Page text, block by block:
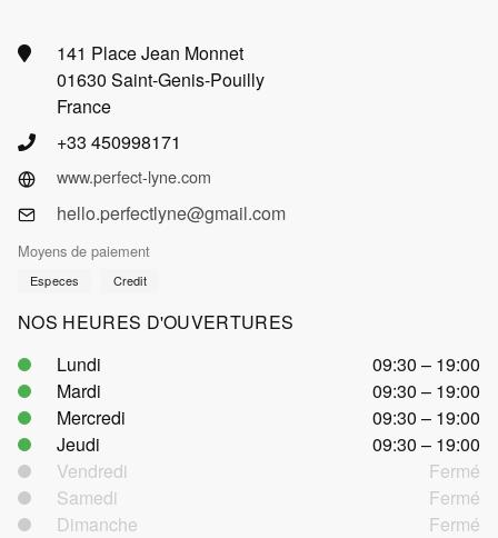
141 Place Jean Monnet
01630 Saint-Genis-Pouilly
France
+33 450998171
www.perfect-lyne.com
hello.perfectlyne@gmail.com
Moyens de paiement
Especes Credit
NOS HEURES D'OUVERTURES
Lundi
09:30 – 19:00
Mardi
09:30 – 19:00
Mercredi
09:30 – 19:00
Jeudi
09:30 – 19:00
Vendredi
Fermé
Samedi
Fermé
Dimanche
Fermé